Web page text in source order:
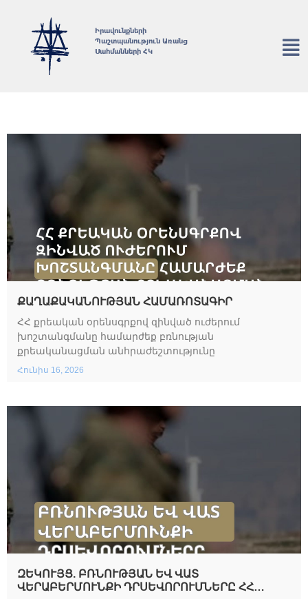
Իրավունքների
Պաշտպանություն Առանց
Սահմանների ՀԿ
ՔԱՂԱՔԱԿԱՆՈՒԹՅԱՆ ՀԱՄԱՌՈՏԱԳԻՐ
Հունիս 16, 2026
ՀՀ քրեական օրենսգրքով զինված ուժերում
խոշտանգմանը համարժեք բռնության
քրեականացման անհրաժեշտությունը
ԶԵԿՈՒՅՑ. ԲՌՆՈՒԹՅԱՆ ԵՎ ՎԱՏ
ՎԵՐԱԲԵՐՄՈՒՆՔԻ ԴՐՍԵՎՈՐՈՒՄՆԵՐԸ ՀՀ